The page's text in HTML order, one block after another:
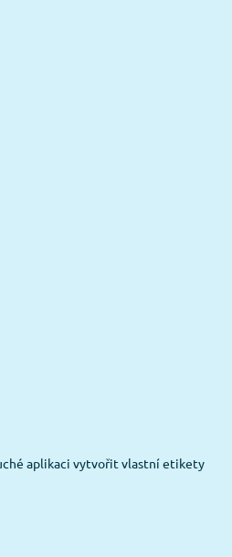
aplikaci vytvořit vlastní etikety